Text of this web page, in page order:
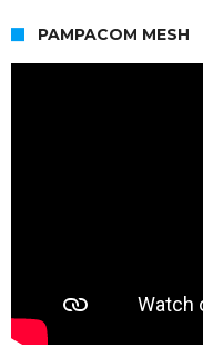
PAMPACOM MESH